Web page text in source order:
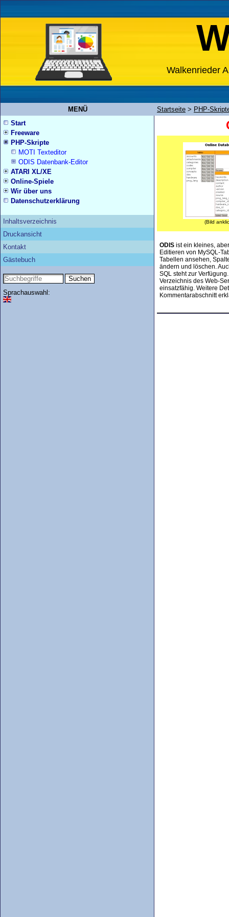
Walkenrieder
MENÜ Startseite > PHP-
Start
Freeware
PHP-Skripte
MOTI Texteditor
ODIS Datenbank-Editor
ATARI XL/XE
Online-Spiele
Wir über uns
Datenschutzerklärung
Inhaltsverzeichnis
Druckansicht
Kontakt
Gästebuch
Sprachauswahl:
(Bild
ODIS ist ein kleines,
Editieren von MySQL-
Tabellen ansehen,
ändern und löschen.
SQL steht zur
Verzeichnis des Web-
einsatzfähig. Weitere
Kommentarabschnitt